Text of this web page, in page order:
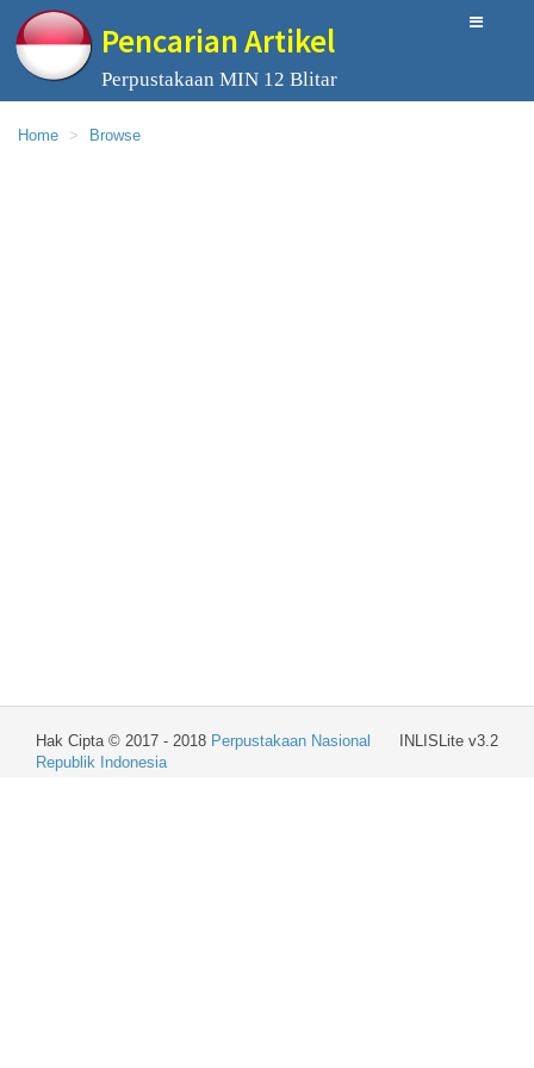
Pencarian Artikel
Perpustakaan MIN 12 Blitar
Home Browse
INLISLite v3.2
Hak Cipta © 2017 - 2018 Perpustakaan Nasional
Republik Indonesia